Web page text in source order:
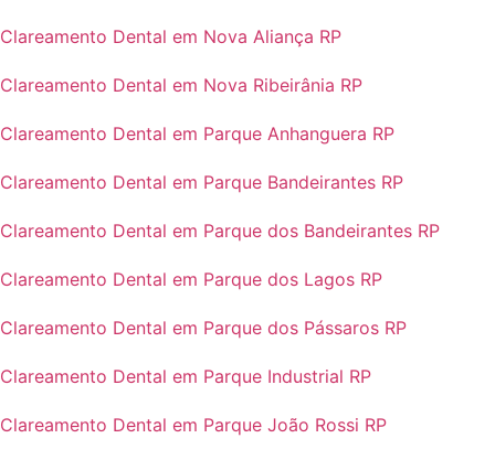
Clareamento Dental em Nova Aliança RP
Clareamento Dental em Nova Ribeirânia RP
Clareamento Dental em Parque Anhanguera RP
Clareamento Dental em Parque Bandeirantes RP
Clareamento Dental em Parque dos Bandeirantes RP
Clareamento Dental em Parque dos Lagos RP
Clareamento Dental em Parque dos Pássaros RP
Clareamento Dental em Parque Industrial RP
Clareamento Dental em Parque João Rossi RP